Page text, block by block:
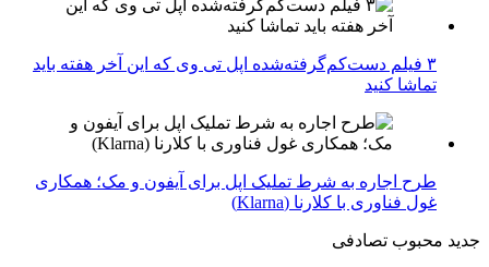
۳ فیلم دست‌کم‌گرفته‌شده اپل تی وی که این آخر هفته باید
تماشا کنید
طرح اجاره به شرط تملیک اپل برای آیفون و مک؛ همکاری
غول فناوری با کلارنا (Klarna)
جدید محبوب تصادفی